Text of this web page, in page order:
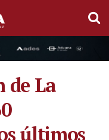
de La
últimos